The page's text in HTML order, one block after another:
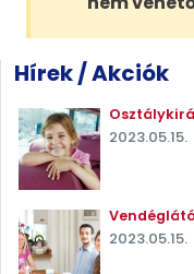
Hírek / Akciók
2023.05.15.
2023.05.15.